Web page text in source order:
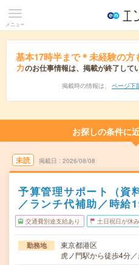
メニュー
基本17時半まで＊未経験の
カのお仕事情報は、掲載が終了して
掲載時の情報は、 ページ下
お探しの条件に
未読 掲載日 2026/08/08
予算管理サポート（資
／ランチ代補助／時給
交通費別途支給あり 土日祝日が休み
勤務地
東京都港区
虎ノ門駅から徒歩4分